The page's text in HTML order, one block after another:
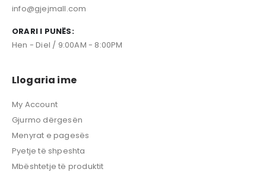
info@gjejmall.com
ORARI I PUNËS:
Hen - Diel / 9:00AM - 8:00PM
Llogaria ime
My Account
Gjurmo dërgesën
Menyrat e pagesës
Pyetje të shpeshta
Mbështetje të produktit